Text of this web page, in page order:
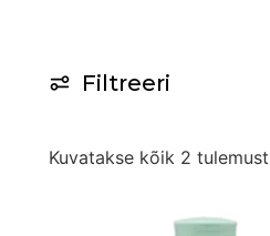
Filtreeri
Kuvatakse kõik 2 tulemust